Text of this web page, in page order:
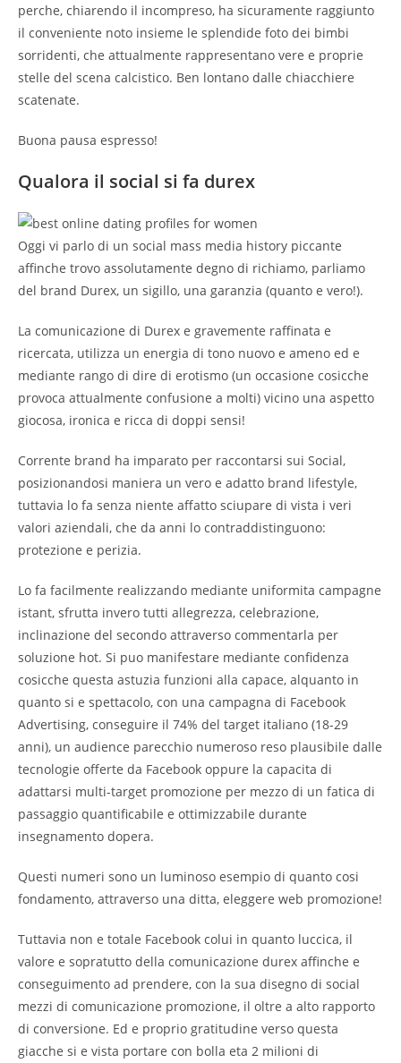
perche, chiarendo il incompreso, ha sicuramente raggiunto
il conveniente noto insieme le splendide foto dei bimbi
sorridenti, che attualmente rappresentano vere e proprie
stelle del scena calcistico. Ben lontano dalle chiacchiere
scatenate.
Buona pausa espresso!
Qualora il social si fa durex
Oggi vi parlo di un social mass media history piccante
affinche trovo assolutamente degno di richiamo, parliamo
del brand Durex, un sigillo, una garanzia (quanto e vero!).
La comunicazione di Durex e gravemente raffinata e
ricercata, utilizza un energia di tono nuovo e ameno ed e
mediante rango di dire di erotismo (un occasione cosicche
provoca attualmente confusione a molti) vicino una aspetto
giocosa, ironica e ricca di doppi sensi!
Corrente brand ha imparato per raccontarsi sui Social,
posizionandosi maniera un vero e adatto brand lifestyle,
tuttavia lo fa senza niente affatto sciupare di vista i veri
valori aziendali, che da anni lo contraddistinguono:
protezione e perizia.
Lo fa facilmente realizzando mediante uniformita campagne
istant, sfrutta invero tutti allegrezza, celebrazione,
inclinazione del secondo attraverso commentarla per
soluzione hot. Si puo manifestare mediante confidenza
cosicche questa astuzia funzioni alla capace, alquanto in
quanto si e spettacolo, con una campagna di Facebook
Advertising, conseguire il 74% del target italiano (18-29
anni), un audience parecchio numeroso reso plausibile dalle
tecnologie offerte da Facebook oppure la capacita di
adattarsi multi-target promozione per mezzo di un fatica di
passaggio quantificabile e ottimizzabile durante
insegnamento dopera.
Questi numeri sono un luminoso esempio di quanto cosi
fondamento, attraverso una ditta, eleggere web promozione!
Tuttavia non e totale Facebook colui in quanto luccica, il
valore e sopratutto della comunicazione durex affinche e
conseguimento ad prendere, con la sua disegno di social
mezzi di comunicazione promozione, il oltre a alto rapporto
di conversione. Ed e proprio gratitudine verso questa
giacche si e vista portare con bolla eta 2 milioni di